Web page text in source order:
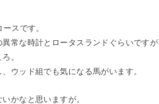
スです。
常な時計とロータスランドぐらいですが
。
ウッド組でも気になる馬がいます。
かなと思いますが。